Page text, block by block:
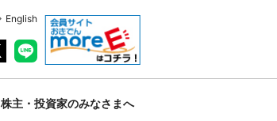
English
株主・投資家のみなさまへ